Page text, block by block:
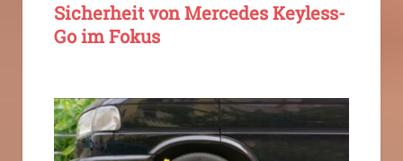
Sicherheit von Mercedes Keyless-
Go im Fokus